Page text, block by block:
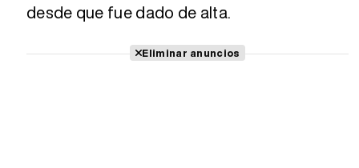
desde que fue dado de alta.
Eliminar anuncios